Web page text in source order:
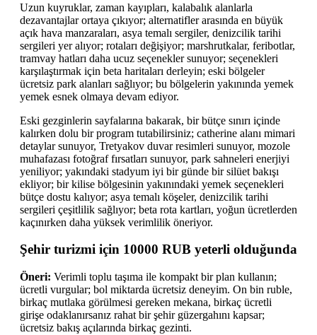
Uzun kuyruklar, zaman kayıpları, kalabalık alanlarla
dezavantajlar ortaya çıkıyor; alternatifler arasında en büyük
açık hava manzaraları, asya temalı sergiler, denizcilik tarihi
sergileri yer alıyor; rotaları değişiyor; marshrutkalar, feribotlar,
tramvay hatları daha ucuz seçenekler sunuyor; seçenekleri
karşılaştırmak için beta haritaları derleyin; eski bölgeler
ücretsiz park alanları sağlıyor; bu bölgelerin yakınında yemek
yemek esnek olmaya devam ediyor.
Eski gezginlerin sayfalarına bakarak, bir bütçe sınırı içinde
kalırken dolu bir program tutabilirsiniz; catherine alanı mimari
detaylar sunuyor, Tretyakov duvar resimleri sunuyor, mozole
muhafazası fotoğraf fırsatları sunuyor, park sahneleri enerjiyi
yeniliyor; yakındaki stadyum iyi bir günde bir silüet bakışı
ekliyor; bir kilise bölgesinin yakınındaki yemek seçenekleri
bütçe dostu kalıyor; asya temalı köşeler, denizcilik tarihi
sergileri çeşitlilik sağlıyor; beta rota kartları, yoğun ücretlerden
kaçınırken daha yüksek verimlilik öneriyor.
Şehir turizmi için 10000 RUB yeterli olduğunda
Öneri: Verimli toplu taşıma ile kompakt bir plan kullanın;
ücretli vurgular; bol miktarda ücretsiz deneyim. On bin ruble,
birkaç mutlaka görülmesi gereken mekana, birkaç ücretli
girişe odaklanırsanız rahat bir şehir güzergahını kapsar;
ücretsiz bakış açılarında birkaç gezinti.